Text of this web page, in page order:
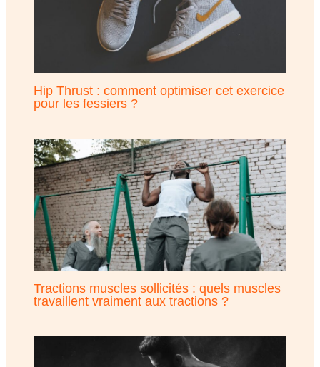
Hip Thrust : comment optimiser cet exercice
pour les fessiers ?
Tractions muscles sollicités : quels muscles
travaillent vraiment aux tractions ?